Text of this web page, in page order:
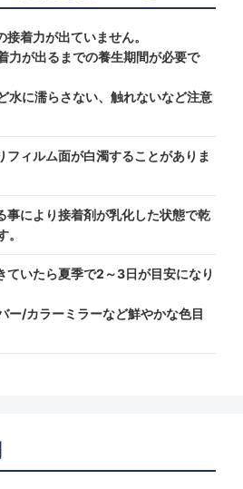
着力が出ていません。
力が出るまでの養生期間が必要で
水に濡らさない、触れないなど注意
フィルム面が白濁することがありま
事により接着剤が乳化した状態で乾
ていたら夏季で2～3日が目安になり
ー/カラーミラーなど鮮やかな色目